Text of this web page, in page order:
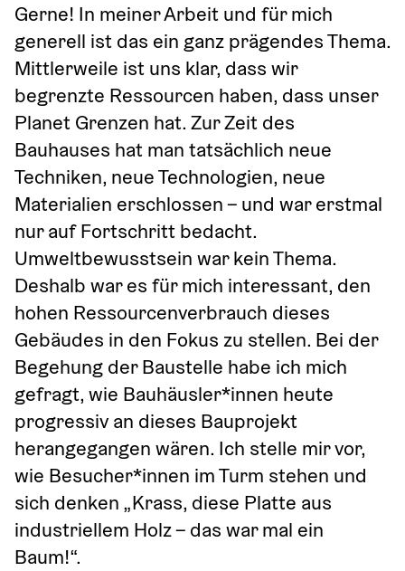
Gerne! In meiner Arbeit und für mich
generell ist das ein ganz prägendes Thema.
Mittlerweile ist uns klar, dass wir
begrenzte Ressourcen haben, dass unser
Planet Grenzen hat. Zur Zeit des
Bauhauses hat man tatsächlich neue
Techniken, neue Technologien, neue
Materialien erschlossen – und war erstmal
nur auf Fortschritt bedacht.
Umweltbewusstsein war kein Thema.
Deshalb war es für mich interessant, den
hohen Ressourcenverbrauch dieses
Gebäudes in den Fokus zu stellen. Bei der
Begehung der Baustelle habe ich mich
gefragt, wie Bauhäusler*innen heute
progressiv an dieses Bauprojekt
herangegangen wären. Ich stelle mir vor,
wie Besucher*innen im Turm stehen und
sich denken „Krass, diese Platte aus
industriellem Holz – das war mal ein
Baum!“.